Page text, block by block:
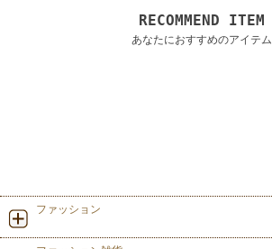
RECOMMEND ITEM
あなたにおすすめのアイテム
ファッション